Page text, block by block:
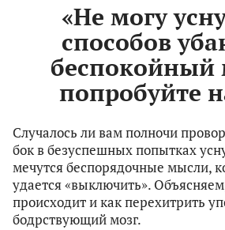
«Не могу
способов
беспокойный
попробуйте
Случалось ли вам полночи
бок в безуспешных попытках
мечутся беспорядочные мысли,
удается «выключить».
происходит и как перехитрить
бодрствующий мозг.